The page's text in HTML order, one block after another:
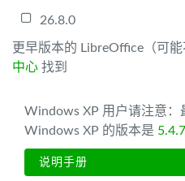
26.8.0
更早版本的 LibreOffice（可
中心 找到
Windows XP 用户请注意：
Windows XP 的版本是 5.4.7
说明手册